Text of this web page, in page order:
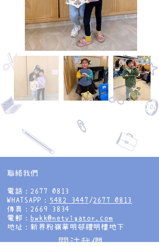
聯絡我們
電話：2677 0813
WHATSAPP： 5482 3447 /2677 0813
傳真：2669 3834
電郵： bwkk@netvigator.com
地址：新界粉嶺華明邨禮明樓地下
​關注我們